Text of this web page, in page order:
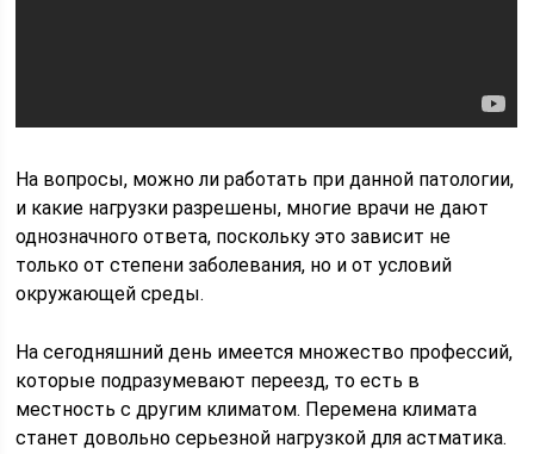
На вопросы, можно ли работать при данной патологии,
и какие нагрузки разрешены, многие врачи не дают
однозначного ответа, поскольку это зависит не
только от степени заболевания, но и от условий
окружающей среды.
На сегодняшний день имеется множество профессий,
которые подразумевают переезд, то есть в
местность с другим климатом. Перемена климата
станет довольно серьезной нагрузкой для астматика.